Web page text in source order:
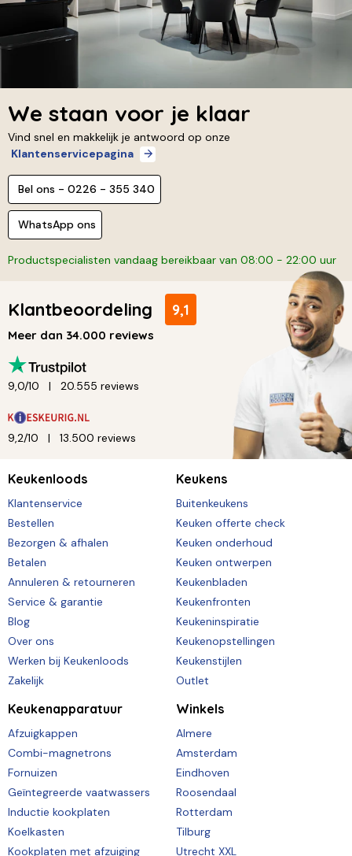
We staan voor je klaar
Vind snel en makkelijk je antwoord op onze
Klantenservicepagina
Bel ons - 0226 - 355 340
WhatsApp ons
Productspecialisten vandaag bereikbaar van 08:00 - 22:00 uur
Klantbeoordeling 9,1
Meer dan 34.000 reviews
9,0/10 20.555 reviews
9,2/10 13.500 reviews
Keukenloods
Klantenservice
Bestellen
Bezorgen & afhalen
Betalen
Annuleren & retourneren
Service & garantie
Blog
Over ons
Werken bij Keukenloods
Zakelijk
Keukens
Buitenkeukens
Keuken offerte check
Keuken onderhoud
Keuken ontwerpen
Keukenbladen
Keukenfronten
Keukeninspiratie
Keukenopstellingen
Keukenstijlen
Outlet
Keukenapparatuur
Afzuigkappen
Combi-magnetrons
Fornuizen
Geïntegreerde vaatwassers
Inductie kookplaten
Koelkasten
Kookplaten met afzuiging
Winkels
Almere
Amsterdam
Eindhoven
Roosendaal
Rotterdam
Tilburg
Utrecht XXL